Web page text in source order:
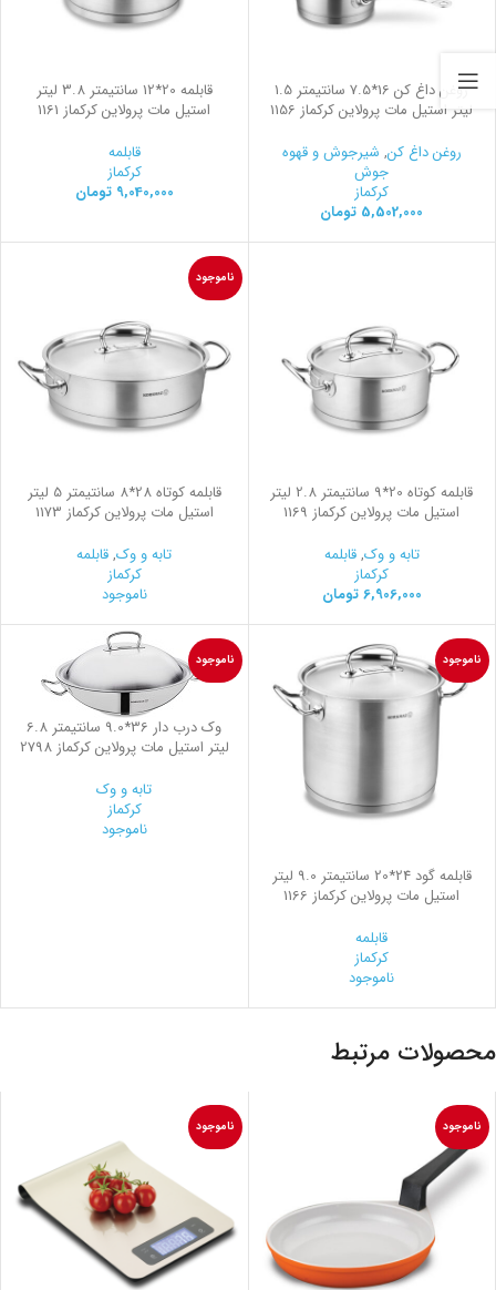
روغن داغ کن 16*7.5 سانتیمتر 1.5
لیتر استیل مات پرولاین کرکماز 1156
روغن داغ کن, شیرجوش و قهوه
جوش
کرکماز
5,502,000 تومان
قابلمه 20*12 سانتیمتر 3.8 لیتر
استیل مات پرولاین کرکماز 1161
قابلمه
کرکماز
9,040,000 تومان
قابلمه کوتاه 20*9 سانتیمتر 2.8 لیتر
استیل مات پرولاین کرکماز 1169
تابه و وک,قابلمه
کرکماز
6,906,000 تومان
ناموجود
قابلمه کوتاه 28*8 سانتیمتر 5 لیتر
استیل مات پرولاین کرکماز 1173
تابه و وک,قابلمه
کرکماز
ناموجود
ناموجود
قابلمه گود 24*20 سانتیمتر 9.0 لیتر
استیل مات پرولاین کرکماز 1166
قابلمه
کرکماز
ناموجود
ناموجود
وک درب دار 36*9.0 سانتیمتر 6.8
لیتر استیل مات پرولاین کرکماز 2798
تابه و وک
کرکماز
ناموجود
محصولات مرتبط
ناموجود ناموجود